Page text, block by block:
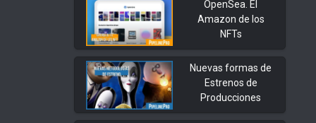
OpenSea. El
Amazon de los
NFTs
Nuevas formas de
Estrenos de
Producciones